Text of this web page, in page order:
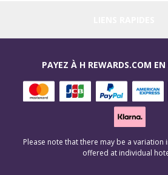
PAYEZ À H REWARDS.COM
Please note that there may be a variation
offered at individual